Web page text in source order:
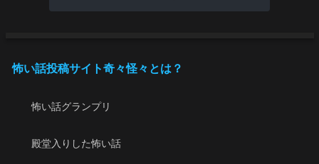
怖い話投稿サイト奇々怪々とは？
怖い話グランプリ
殿堂入りした怖い話